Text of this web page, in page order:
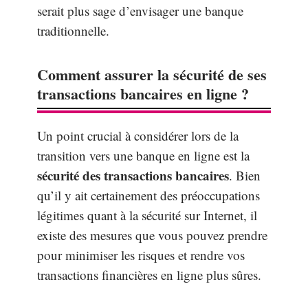
serait plus sage d’envisager une banque
traditionnelle.
Comment assurer la sécurité de ses
transactions bancaires en ligne ?
Un point crucial à considérer lors de la
transition vers une banque en ligne est la
sécurité des transactions bancaires. Bien
qu’il y ait certainement des préoccupations
légitimes quant à la sécurité sur Internet, il
existe des mesures que vous pouvez prendre
pour minimiser les risques et rendre vos
transactions financières en ligne plus sûres.